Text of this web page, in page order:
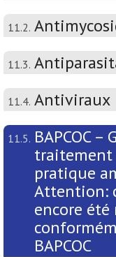
11.2.
11.3.
11.4. Antiviraux
11.5. BAPCOC –
pratique
Attention:
encore
BAPCOC